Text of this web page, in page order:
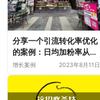
分享一个引流转化率优化
的案例：日均加粉率从
16.2%提升至38.97%，
到底做对了什么？#案例
增长案例 2023年8月11日